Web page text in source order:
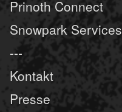
Prinoth Connect
Snowpark Services
---
Kontakt
Presse